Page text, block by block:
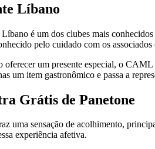
Líbano
é um dos clubes mais
pelo cuidado com os
um presente especial, o
um item gastronômico e passa a
Grátis de Panetone
uma sensação de acolhimento,
experiência afetiva.